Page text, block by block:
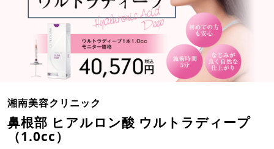
湘南美容クリニック
鼻根部 ヒアルロン酸 ウルトラディープ
（1.0cc）